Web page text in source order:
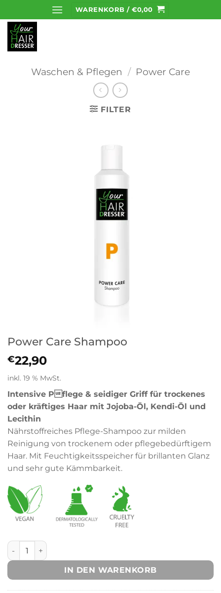
Inhalt
springen
WARENKORB / €0,00
Waschen & Pflegen / Power Care
FILTER
Power Care Shampoo
€22,90
inkl. 19 % MwSt.
Intensive Pflege & seidiger Griff für trockenes
oder kräftiges Haar mit Jojoba-Öl, Kendi-Öl und
Lecithin
Nährstoffreiches Pflege-Shampoo zur milden
Reinigung von trockenem oder pflegebedürftigem
Haar. Mit Feuchtigkeitsspeicher für brillanten Glanz
und sehr gute Kämmbarkeit.
Power Care Shampoo Menge
IN DEN WARENKORB